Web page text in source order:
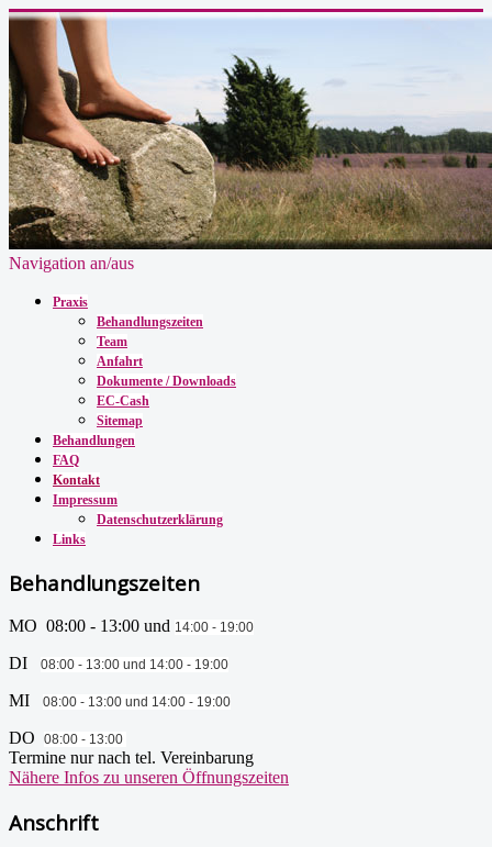
Navigation an/aus
Praxis
Behandlungszeiten
Team
Anfahrt
Dokumente / Downloads
EC-Cash
Sitemap
Behandlungen
FAQ
Kontakt
Impressum
Datenschutzerklärung
Links
Behandlungszeiten
MO 08:00 - 13:00 und 14:00 - 19:00
DI 08:00 - 13:00 und 14:00 - 19:00
MI 08:00 - 13:00 und 14:00 - 19:00
DO 08:00 - 13:00
Termine nur nach tel. Vereinbarung
Nähere Infos zu unseren Öffnungszeiten
Anschrift